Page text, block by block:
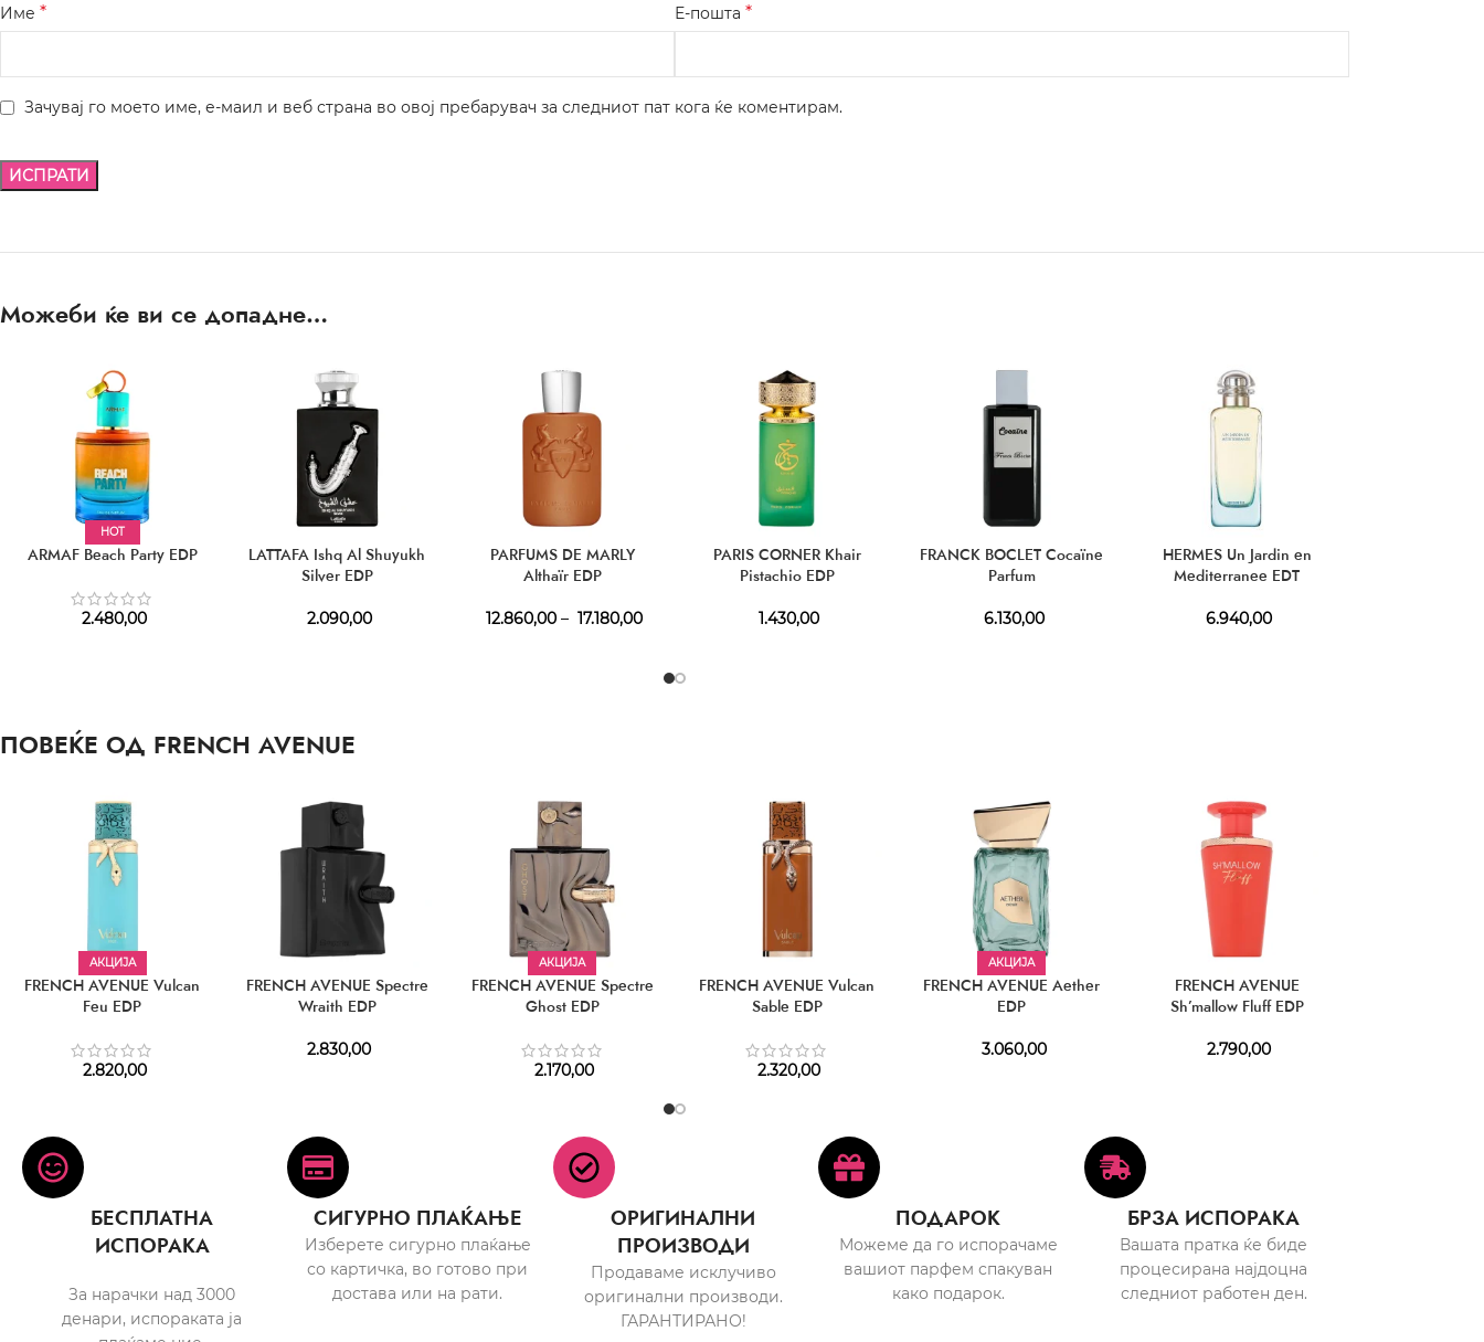
Име * Е-пошта *
Зачувај го моето име, е-маил и веб страна во овој пребарувач за следниот пат кога ќе коментирам.
Можеби ќе ви се допадне…
HOT
ARMAF Beach Party EDP
2.480,00
LATTAFA Ishq Al Shuyukh
Silver EDP
2.090,00
PARFUMS DE MARLY
Althaïr EDP
12.860,00 – 17.180,00
PARIS CORNER Khair
Pistachio EDP
1.430,00
FRANCK BOCLET Cocaïne
Parfum
6.130,00
HERMES Un Jardin en
Mediterranee EDT
6.940,00
ПОВЕЌЕ ОД FRENCH AVENUE
АКЦИЈА
FRENCH AVENUE Vulcan
Feu EDP
2.820,00
FRENCH AVENUE Spectre
Wraith EDP
2.830,00
АКЦИЈА
FRENCH AVENUE Spectre
Ghost EDP
2.170,00
FRENCH AVENUE Vulcan
Sable EDP
2.320,00
АКЦИЈА
FRENCH AVENUE Aether
EDP
3.060,00
FRENCH AVENUE
Sh’mallow Fluff EDP
2.790,00
БЕСПЛАТНА
ИСПОРАКА
За нарачки над 3000
денари, испораката ја
СИГУРНО ПЛАЌАЊЕ
Изберете сигурно плаќање
со картичка, во готово при
достава или на рати.
ОРИГИНАЛНИ
ПРОИЗВОДИ
Продаваме исклучиво
оригинални производи.
ГАРАНТИРАНО!
ПОДАРОК
Можеме да го испорачаме
вашиот парфем спакуван
како подарок.
БРЗА ИСПОРАКА
Вашата пратка ќе биде
процесирана најдоцна
следниот работен ден.